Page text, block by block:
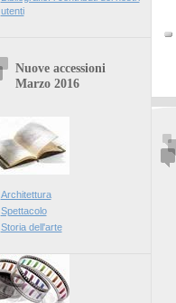
utenti
Nuove accessioni
Marzo 2016
Architettura
Spettacolo
Storia dell'arte